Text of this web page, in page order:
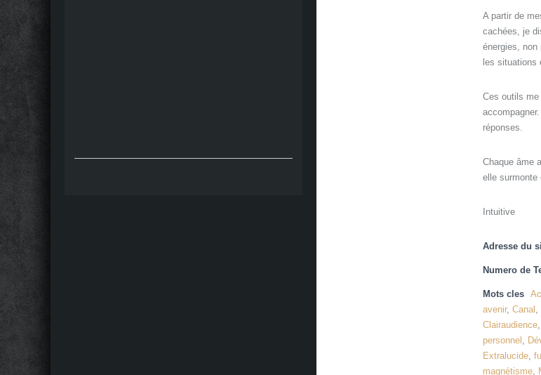
A partir de
cachées, je
énergies,
les situations
Ces outils me
réponses.
Chaque âme
elle surmonte
Intuitive
Adresse du
Numero de
Mots cles
avenir,Canal ,
Clairaudience
personnel ,
Extralucide,
magnétisme,